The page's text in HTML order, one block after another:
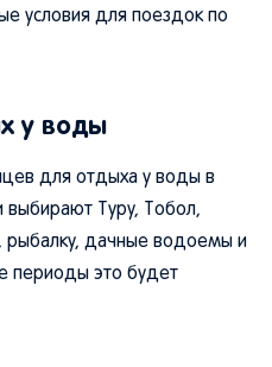
условия для поездок по
у воды
для отдыха у воды в
выбирают Туру, Тобол,
дачные водоемы и
периоды это будет